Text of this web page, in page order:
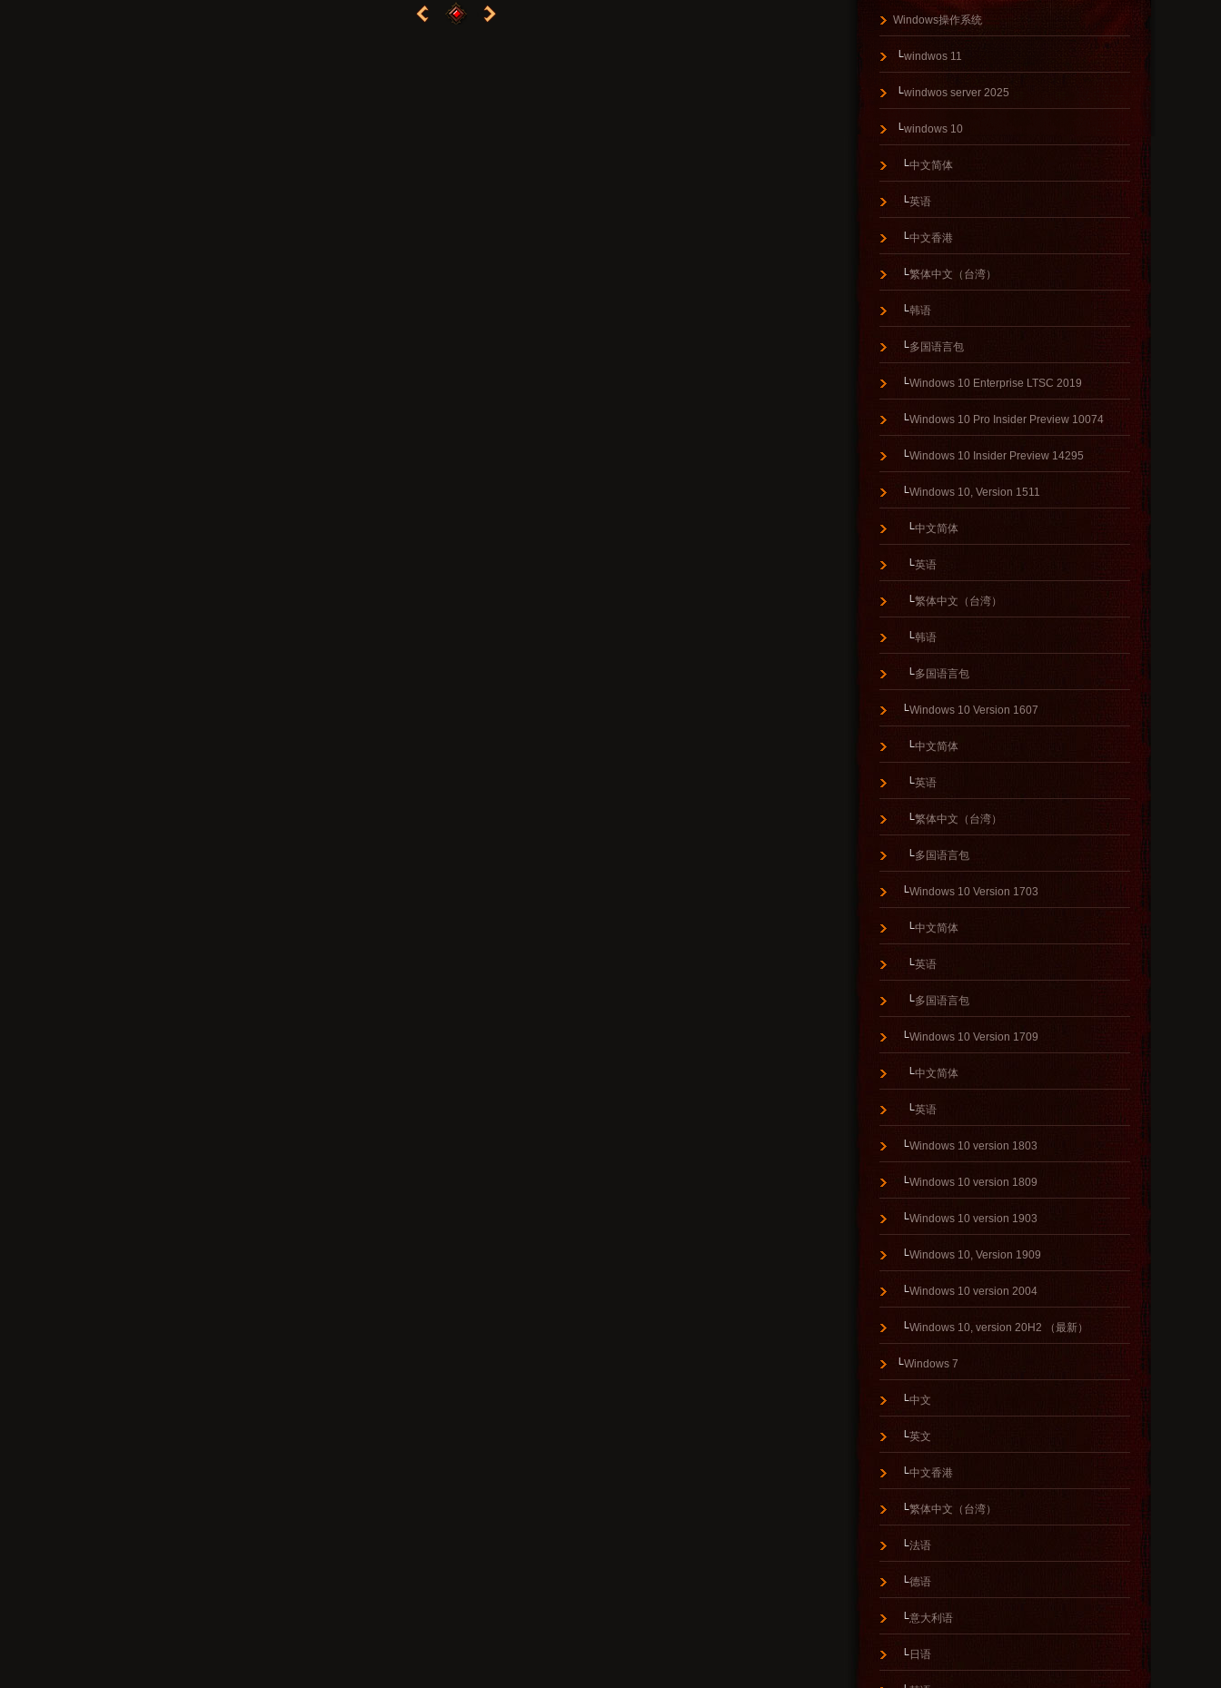
Windows操作系统
└windwos 11
└windwos server 2025
└windows 10
└中文简体
└英语
└中文香港
└繁体中文（台湾）
└韩语
└多国语言包
└Windows 10 Enterprise LTSC 2019
└Windows 10 Pro Insider Preview 10074
└Windows 10 Insider Preview 14295
└Windows 10, Version 1511
└中文简体
└英语
└繁体中文（台湾）
└韩语
└多国语言包
└Windows 10 Version 1607
└中文简体
└英语
└繁体中文（台湾）
└多国语言包
└Windows 10 Version 1703
└中文简体
└英语
└多国语言包
└Windows 10 Version 1709
└中文简体
└英语
└Windows 10 version 1803
└Windows 10 version 1809
└Windows 10 version 1903
└Windows 10, Version 1909
└Windows 10 version 2004
└Windows 10, version 20H2 （最新）
└Windows 7
└中文
└英文
└中文香港
└繁体中文（台湾）
└法语
└德语
└意大利语
└ 日语